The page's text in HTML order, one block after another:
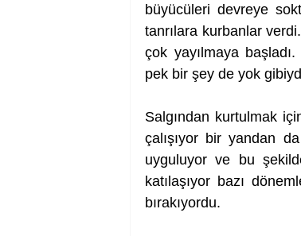
büyücüleri devreye
tanrılara kurbanlar
çok yayılmaya
pek bir şey de yok
Salgından kurtulmak
çalışıyor bir yandan
uyguluyor ve bu
katılaşıyor bazı
bırakıyordu.